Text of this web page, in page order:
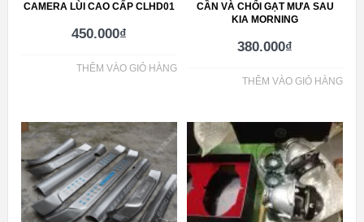
CAMERA LÙI CAO CẤP CLHD01
450.000₫
THÊM VÀO GIỎ HÀNG
CẦN VÀ CHỔI GẠT MƯA SAU
KIA MORNING
380.000₫
THÊM VÀO GIỎ HÀNG